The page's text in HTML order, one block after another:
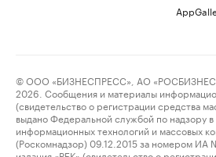
© ООО «БИЗНЕСПРЕСС», АО
2026. Сообщения и материалы
(свидетельство о регистрации средства
выдано Федеральной службой по надзору в
информационных технологий и массовых
(Роскомнадзор) 09.12.2015 за номером